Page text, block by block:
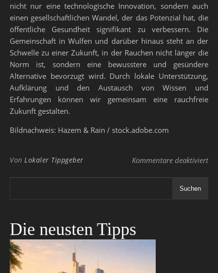
nicht nur eine technologische Innovation, sondern auch
einen gesellschaftlichen Wandel, der das Potenzial hat, die
öffentliche Gesundheit signifikant zu verbessern. Die
Gemeinschaft in Wulfen und darüber hinaus steht an der
Schwelle zu einer Zukunft, in der Rauchen nicht länger die
Norm ist, sondern eine bewusstere und gesündere
Alternative bevorzugt wird. Durch lokale Unterstützung,
Aufklärung und den Austausch von Wissen und
Erfahrungen können wir gemeinsam eine rauchfreie
Zukunft gestalten.
Bildnachweis: Hazem & Rain / stock.adobe.com
Von Lokaler Tippgeber Kommentare deaktiviertfür
Suchen
Die neusten Tipps